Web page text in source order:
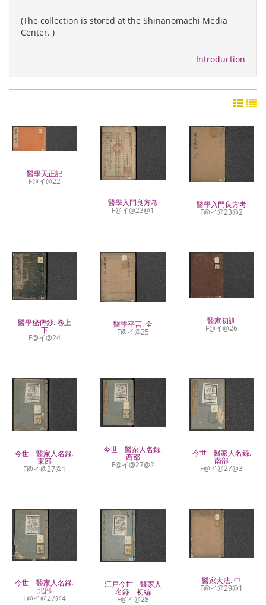
(The collection is stored at the Shinanomachi Media
Center. )
Introduction
醫學天正記
F@イ@22
醫學入門良方考
F@イ@23@1
醫學入門良方考
F@イ@23@2
醫學秘傳鈔. 卷上
下
F@イ@24
醫學平言. 全
F@イ@25
醫家初訓
F@イ@26
今世 醫家人名録.
東部
F@イ@27@1
今世 醫家人名録.
西部
F@イ@27@2
今世 醫家人名録.
南部
F@イ@27@3
今世 醫家人名録.
北部
F@イ@27@4
江戸今世 醫家人
名録 初編
F@イ@28
醫家大法. 中
F@イ@29@1